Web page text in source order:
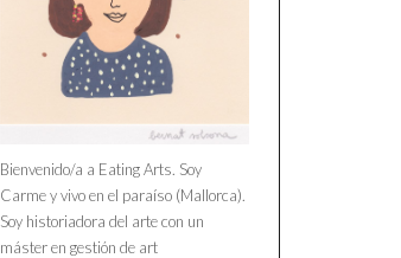
Bienvenido/a a Eating Arts. Soy
Carme y vivo en el paraíso (Mallorca).
Soy historiadora del arte con un
máster en gestión de art